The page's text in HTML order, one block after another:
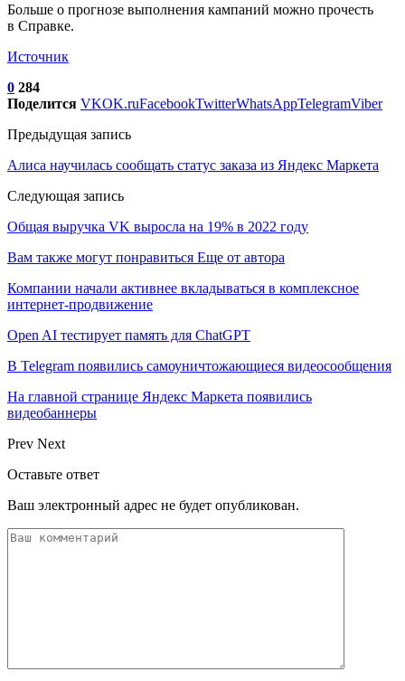
Больше о прогнозе выполнения кампаний можно прочесть
в Справке.
Источник
0 284
Поделится VKOK.ruFacebookTwitterWhatsAppTelegramViber
Предыдущая запись
Алиса научилась сообщать статус заказа из Яндекс Маркета
Следующая запись
Общая выручка VK выросла на 19% в 2022 году
Вам также могут понравиться Еще от автора
Компании начали активнее вкладываться в комплексное
интернет-продвижение
Open AI тестирует память для ChatGPT
В Telegram появились самоуничтожающиеся видеосообщения
На главной странице Яндекс Маркета появились
видеобаннеры
Prev Next
Оставьте ответ
Ваш электронный адрес не будет опубликован.